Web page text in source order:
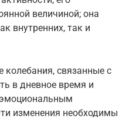
величиной; она
внутренних, так и
связанные с
в дневное время и
эмоциональным
изменения необходимы